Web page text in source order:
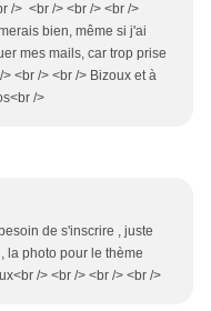
/> <br /> <br /> <br />
bien, même si j'ai
mes mails, car trop prise
<br /> <br /> Bizoux et à
/>
de s'inscrire , juste
la photo pour le thème
/> <br /> <br /> <br />